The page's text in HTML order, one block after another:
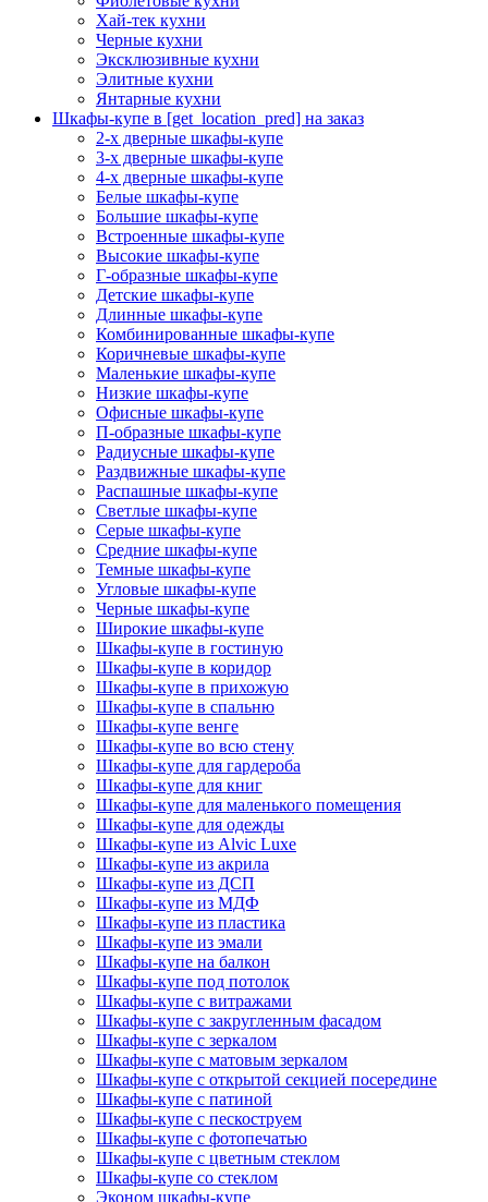
Хай-тек кухни
Черные кухни
Эксклюзивные кухни
Элитные кухни
Янтарные кухни
Шкафы-купе в [get_location_pred] на заказ
2-х дверные шкафы-купе
3-х дверные шкафы-купе
4-х дверные шкафы-купе
Белые шкафы-купе
Большие шкафы-купе
Встроенные шкафы-купе
Высокие шкафы-купе
Г-образные шкафы-купе
Детские шкафы-купе
Длинные шкафы-купе
Комбинированные шкафы-купе
Коричневые шкафы-купе
Маленькие шкафы-купе
Низкие шкафы-купе
Офисные шкафы-купе
П-образные шкафы-купе
Радиусные шкафы-купе
Раздвижные шкафы-купе
Распашные шкафы-купе
Светлые шкафы-купе
Серые шкафы-купе
Средние шкафы-купе
Темные шкафы-купе
Угловые шкафы-купе
Черные шкафы-купе
Широкие шкафы-купе
Шкафы-купе в гостиную
Шкафы-купе в коридор
Шкафы-купе в прихожую
Шкафы-купе в спальню
Шкафы-купе венге
Шкафы-купе во всю стену
Шкафы-купе для гардероба
Шкафы-купе для книг
Шкафы-купе для маленького помещения
Шкафы-купе для одежды
Шкафы-купе из Alvic Luxe
Шкафы-купе из акрила
Шкафы-купе из ДСП
Шкафы-купе из МДФ
Шкафы-купе из пластика
Шкафы-купе из эмали
Шкафы-купе на балкон
Шкафы-купе под потолок
Шкафы-купе с витражами
Шкафы-купе с закругленным фасадом
Шкафы-купе с зеркалом
Шкафы-купе с матовым зеркалом
Шкафы-купе с открытой секцией посередине
Шкафы-купе с патиной
Шкафы-купе с пескоструем
Шкафы-купе с фотопечатью
Шкафы-купе с цветным стеклом
Шкафы-купе со стеклом
Эконом шкафы-купе